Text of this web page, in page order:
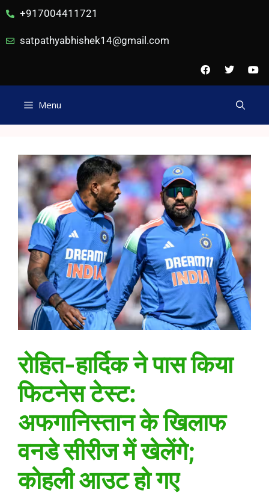
+917004411721
satpathyabhishek14@gmail.com
Menu
रोहित-हार्दिक ने पास किया
फिटनेस टेस्ट:
अफगानिस्तान के खिलाफ
वनडे सीरीज में खेलेंगे;
कोहली आउट हो गए